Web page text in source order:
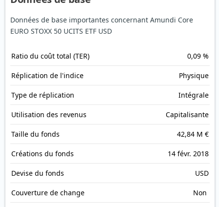
Données de base importantes concernant Amundi Core
EURO STOXX 50 UCITS ETF USD
Ratio du coût total (TER) 0,09 %
Réplication de l'indice Physique
Type de réplication Intégrale
Utilisation des revenus Capitalisante
Taille du fonds 42,84 M €
Créations du fonds 14 févr. 2018
Devise du fonds USD
Couverture de change Non